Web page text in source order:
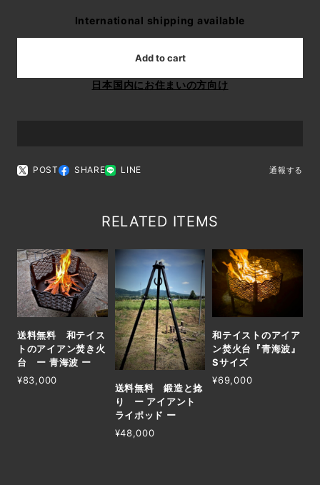
International shipping available
Add to cart
日本国内にお住まいの方向け
POST SHARE LINE 通報する
RELATED ITEMS
送料無料 和テイス
トのアイアン焚き火
台 ー 青海波 ー
¥83,000
送料無料 鍛造と捻
り ー アイアント
ライポッド ー
¥48,000
和テイストのアイア
ン焚火台『青海波』
Sサイズ
¥69,000